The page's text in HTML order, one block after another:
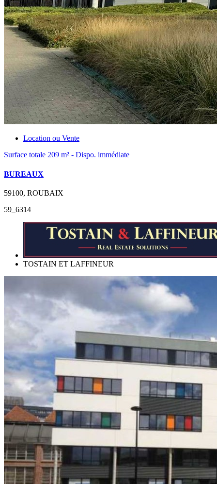
Location ou Vente
Surface totale 209 m² - Dispo. immédiate
BUREAUX
59100, ROUBAIX
59_6314
TOSTAIN ET LAFFINEUR